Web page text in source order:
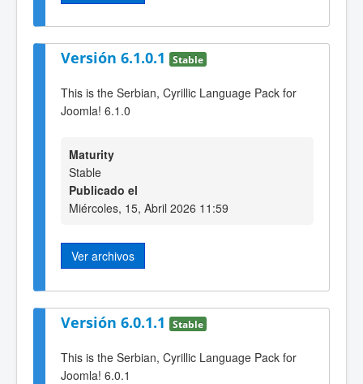
Versión 6.1.0.1 Stable
This is the Serbian, Cyrillic Language Pack for
Joomla! 6.1.0
Maturity
Stable
Publicado el
Miércoles, 15, Abril 2026 11:59
Ver archivos
Versión 6.0.1.1 Stable
This is the Serbian, Cyrillic Language Pack for
Joomla! 6.0.1